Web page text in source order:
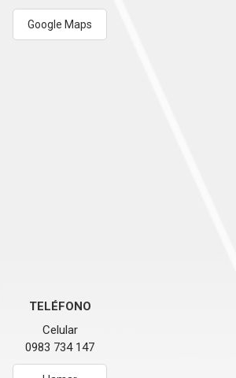
Google Maps
TELÉFONO
Celular
0983 734 147